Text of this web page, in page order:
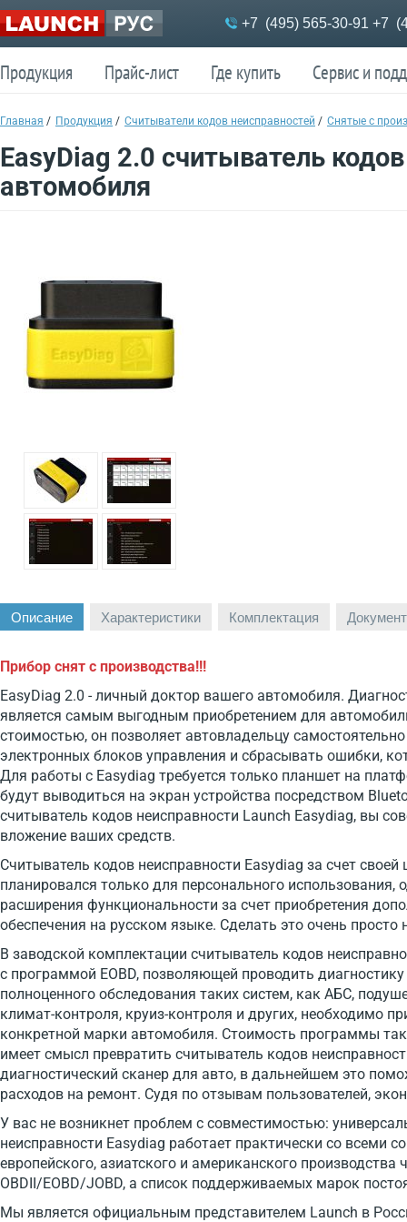
Меню
Продукция Прайс-лист Где купить Сервис и
+7 (495) 565-30-91 +7
Продукция Прайс-лист Где купить Сервис и
Главная / Продукция / Считыватели кодов неисправностей / Снятые с
EasyDiag 2.0 считыватель
автомобиля
Описание Характеристики Комплектация
Прибор снят с производства!!!
EasyDiag 2.0 - личный доктор вашего автомобиля.
является самым выгодным приобретением для
стоимостью, он позволяет автовладельцу
электронных блоков управления и сбрасывать ошибки,
Для работы с Easydiag требуется только планшет на
будут выводиться на экран устройства посредством
считыватель кодов неисправности Launch Easydiag, вы
вложение ваших средств.
Считыватель кодов неисправности Easydiag за счет
планировался только для персонального использования,
расширения функциональности за счет приобретения
обеспечения на русском языке. Сделать это очень просто
В заводской комплектации считыватель кодов
с программой EOBD, позволяющей проводить
полноценного обследования таких систем, как АБС,
климат-контроля, круиз-контроля и других, необходимо
конкретной марки автомобиля. Стоимость программы
имеет смысл превратить считыватель кодов
диагностический сканер для авто, в дальнейшем это
расходов на ремонт. Судя по отзывам пользователей,
У вас не возникнет проблем с совместимостью:
неисправности Easydiag работает практически со всеми
европейского, азиатского и американского
OBDII/EOBD/JOBD, а список поддерживаемых марок
Мы является официальным представителем Launch в